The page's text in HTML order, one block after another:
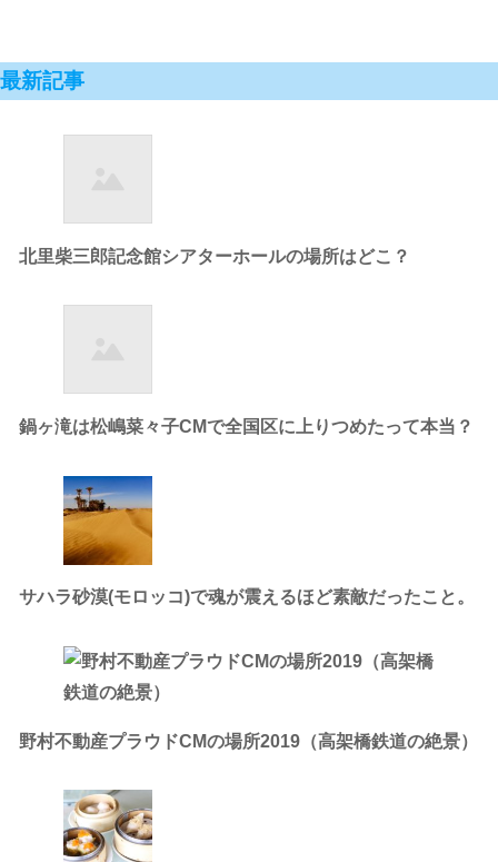
最新記事
北里柴三郎記念館シアターホールの場所はどこ？
鍋ヶ滝は松嶋菜々子CMで全国区に上りつめたって本当？
サハラ砂漠(モロッコ)で魂が震えるほど素敵だったこと。
野村不動産プラウドCMの場所2019（高架橋鉄道の絶景）